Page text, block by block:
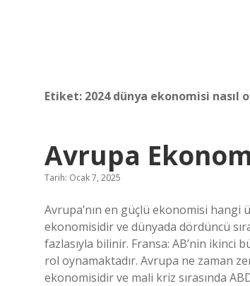
Etiket: 2024 dünya ekonomisi nasıl
Avrupa
Tarih: Ocak 7, 2025
Avrupa’nın en güçlü ekonomisi hangi
ekonomisidir ve dünyada dördüncü
fazlasıyla bilinir. Fransa: AB’nin
rol oynamaktadır. Avrupa ne zaman
ekonomisidir ve mali kriz sırasında